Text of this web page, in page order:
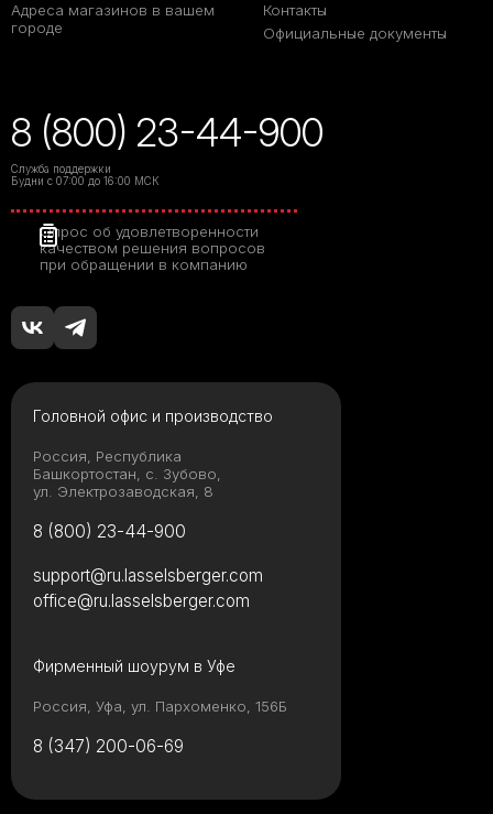
Адреса магазинов в вашем
городе
Контакты
Официальные документы
8 (800) 23-44-900
Служба поддержки
Будни с 07:00 до 16:00 МСК
Опрос об удовлетворенности
качеством решения вопросов
при обращении в компанию
Головной офис и производство
Россия, Республика
Башкортостан, с. Зубово,
ул. Электрозаводская, 8
8 (800) 23-44-900
Фирменный шоурум в Уфе
Россия, Уфа, ул. Пархоменко, 156Б
8 (347) 200-06-69
support@ru.lasselsberger.com
office@ru.lasselsberger.com